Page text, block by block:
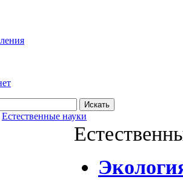
Искать
Естественные науки